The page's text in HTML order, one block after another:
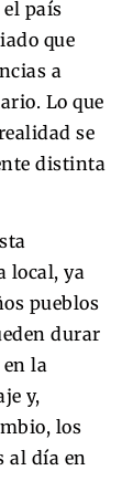
país
que
a
Lo que
se
distinta
local, ya
pueblos
durar
la
y,
los
al día en